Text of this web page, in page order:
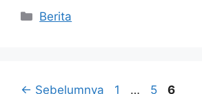
Kategori
Berita
← Sebelumnya Halaman
1 … Halaman
5 6